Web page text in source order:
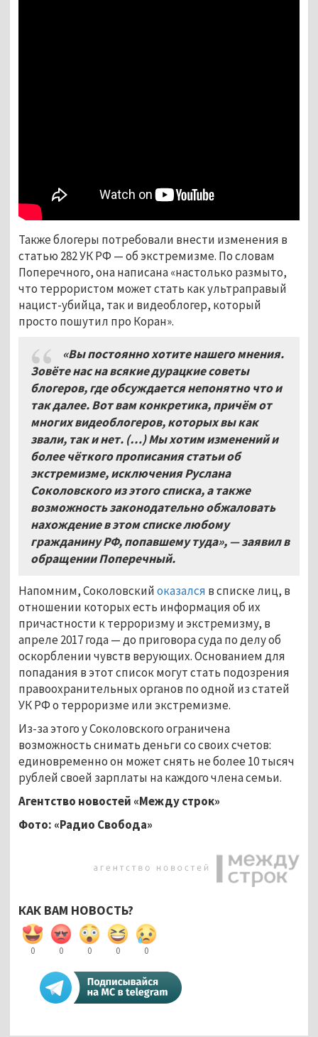
Также блогеры потребовали внести изменения в
статью 282 УК РФ — об экстремизме. По словам
Поперечного, она написана «настолько размыто,
что террористом может стать как ультраправый
нацист-убийца, так и видеоблогер, который
просто пошутил про Коран».
«Вы постоянно хотите нашего мнения.
Зовёте нас на всякие дурацкие советы
блогеров, где обсуждается непонятно что и
так далее. Вот вам конкретика, причём от
многих видеоблогеров, которых вы как
звали, так и нет. (…) Мы хотим изменений и
более чёткого прописания статьи об
экстремизме, исключения Руслана
Соколовского из этого списка, а также
возможность законодательно обжаловать
нахождение в этом списке любому
гражданину РФ, попавшему туда», — заявил в
обращении Поперечный.
Напомним, Соколовскийоказался в списке лиц, в
отношении которых есть информация об их
причастности к терроризму и экстремизму, в
апреле 2017 года — до приговора суда по делу об
оскорблении чувств верующих. Основанием для
попадания в этот список могут стать подозрения
правоохранительных органов по одной из статей
УК РФ о терроризме или экстремизме.
Из-за этого у Соколовского ограничена
возможность снимать деньги со своих счетов:
единовременно он может снять не более 10 тысяч
рублей своей зарплаты на каждого члена семьи.
Агентство новостей «Между строк»
Фото: «Радио Свобода»
КАК ВАМ НОВОСТЬ?
0 0 0 0 0